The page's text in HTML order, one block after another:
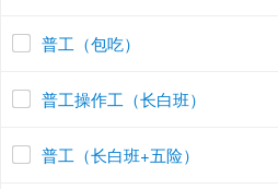
普工（包吃）
普工操作工（长白班）
普工（长白班+五险）